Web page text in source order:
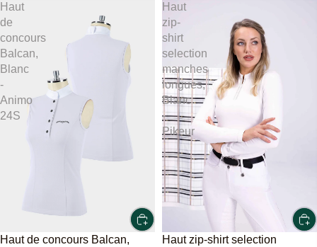
Haut
de
concours
Balcan,
Blanc
-
Animo
24S
Haut de concours Balcan,
Haut
zip-
shirt
selection
manches
longues,
Blanc
-
Pikeur
Haut zip-shirt selection